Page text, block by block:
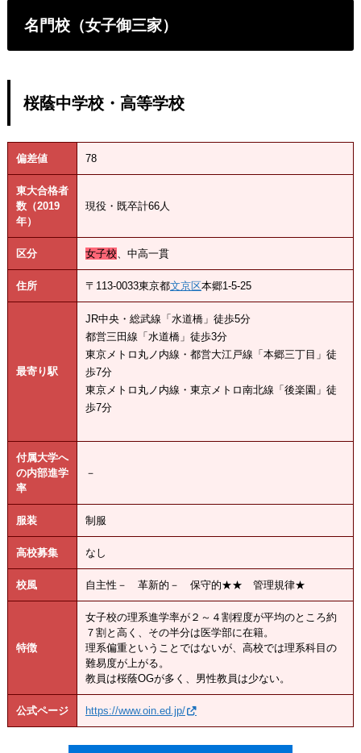
名門校（女子御三家）
桜蔭中学校・高等学校
偏差値 78
東大合格者
数（2019
年）
現役・既卒計66人
区分 女子校、中高一貫
住所 〒113-0033東京都文京区本郷1-5-25
最寄り駅
JR中央・総武線「水道橋」徒歩5分
都営三田線「水道橋」徒歩3分
東京メトロ丸ノ内線・都営大江戸線「本郷三丁目」徒
歩7分
東京メトロ丸ノ内線・東京メトロ南北線「後楽園」徒
歩7分
付属大学へ
の内部進学
率
－
服装 制服
高校募集 なし
校風 自主性－ 革新的－ 保守的★★ 管理規律★
特徴
女子校の理系進学率が２～４割程度が平均のところ約
７割と高く、その半分は医学部に在籍。
理系偏重ということではないが、高校では理系科目の
難易度が上がる。
教員は桜蔭OGが多く、男性教員は少ない。
公式ページ https://www.oin.ed.jp/